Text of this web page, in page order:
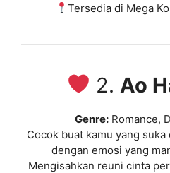
Tersedia di Mega
2. Ao
Genre:Romance,
Cocok buat kamu yang
dengan emosi yang
Mengisahkan reuni cinta